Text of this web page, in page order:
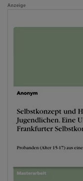
Anzeige